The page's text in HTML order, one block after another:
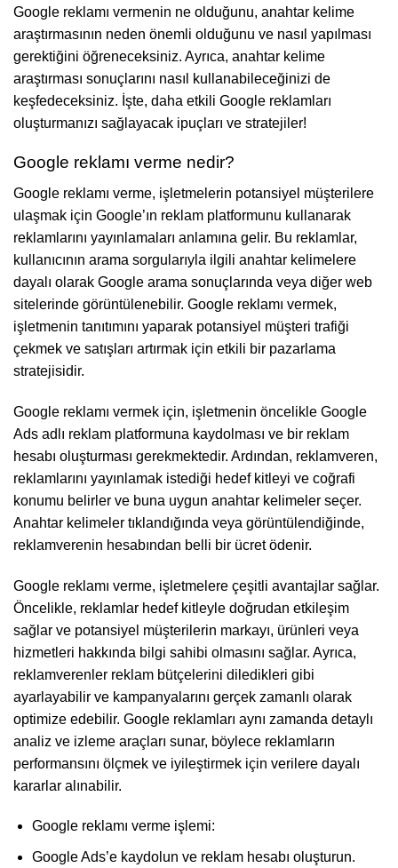
Google reklamı vermenin ne olduğunu, anahtar kelime
araştırmasının neden önemli olduğunu ve nasıl yapılması
gerektiğini öğreneceksiniz. Ayrıca, anahtar kelime
araştırması sonuçlarını nasıl kullanabileceğinizi de
keşfedeceksiniz. İşte, daha etkili Google reklamları
oluşturmanızı sağlayacak ipuçları ve stratejiler!
Google reklamı verme nedir?
Google reklamı verme, işletmelerin potansiyel müşterilere
ulaşmak için Google’ın reklam platformunu kullanarak
reklamlarını yayınlamaları anlamına gelir. Bu reklamlar,
kullanıcının arama sorgularıyla ilgili anahtar kelimelere
dayalı olarak Google arama sonuçlarında veya diğer web
sitelerinde görüntülenebilir. Google reklamı vermek,
işletmenin tanıtımını yaparak potansiyel müşteri trafiği
çekmek ve satışları artırmak için etkili bir pazarlama
stratejisidir.
Google reklamı vermek için, işletmenin öncelikle Google
Ads adlı reklam platformuna kaydolması ve bir reklam
hesabı oluşturması gerekmektedir. Ardından, reklamveren,
reklamlarını yayınlamak istediği hedef kitleyi ve coğrafi
konumu belirler ve buna uygun anahtar kelimeler seçer.
Anahtar kelimeler tıklandığında veya görüntülendiğinde,
reklamverenin hesabından belli bir ücret ödenir.
Google reklamı verme, işletmelere çeşitli avantajlar sağlar.
Öncelikle, reklamlar hedef kitleyle doğrudan etkileşim
sağlar ve potansiyel müşterilerin markayı, ürünleri veya
hizmetleri hakkında bilgi sahibi olmasını sağlar. Ayrıca,
reklamverenler reklam bütçelerini diledikleri gibi
ayarlayabilir ve kampanyalarını gerçek zamanlı olarak
optimize edebilir. Google reklamları aynı zamanda detaylı
analiz ve izleme araçları sunar, böylece reklamların
performansını ölçmek ve iyileştirmek için verilere dayalı
kararlar alınabilir.
Google reklamı verme işlemi:
Google Ads’e kaydolun ve reklam hesabı oluşturun.